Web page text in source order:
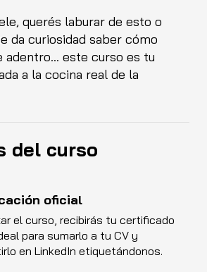
querés laburar de esto o
da curiosidad saber cómo
adentro… este curso es tu
a la cocina real de la
del curso
oficial
el curso, recibirás tu certificado
para sumarlo a tu CV y
en LinkedIn etiquetándonos.